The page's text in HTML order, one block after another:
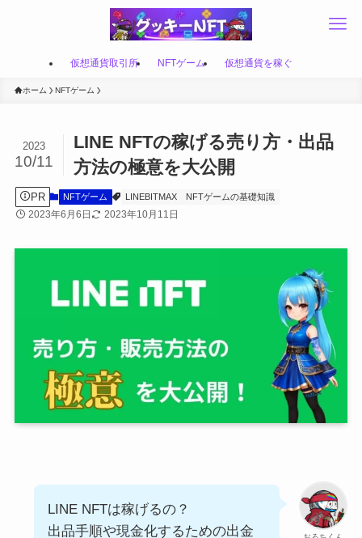
仮想通貨取引所 NFTゲーム 仮想通貨を稼ぐ
ホーム NFTゲーム
LINE NFTの稼げる売り方・出品
方法の極意を大公開
2023
10/11
PR NFTゲーム LINEBITMAX NFTゲームの基礎知識
2023年6月6日 2023年10月11日
LINE NFTは稼げるの？
出品手順や現金化するための出金